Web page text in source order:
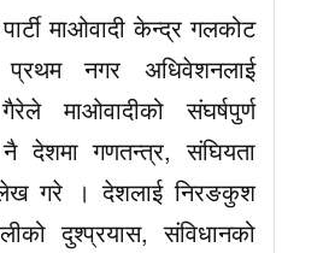
माओवादी केन्द्र गलकोट
प्रथम नगर अधिवेशनलाई
माओवादीको संघर्षपुर्ण
नै देशमा गणतन्त्र, संघियता
गरे । देशलाई निरङकुश
दुश्प्रयास, संविधानको